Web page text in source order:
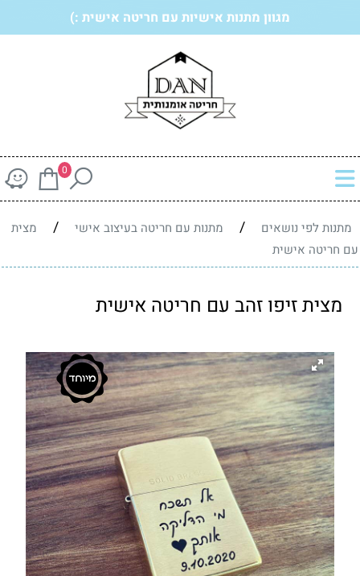
מגוון מתנות אישיות עם חריטה אישית :)
0
מתנות לפי נושאים / מתנות עם חריטה בעיצוב אישי /
מצית
עם חריטה אישית
מצית זיפו זהב עם חריטה אישית